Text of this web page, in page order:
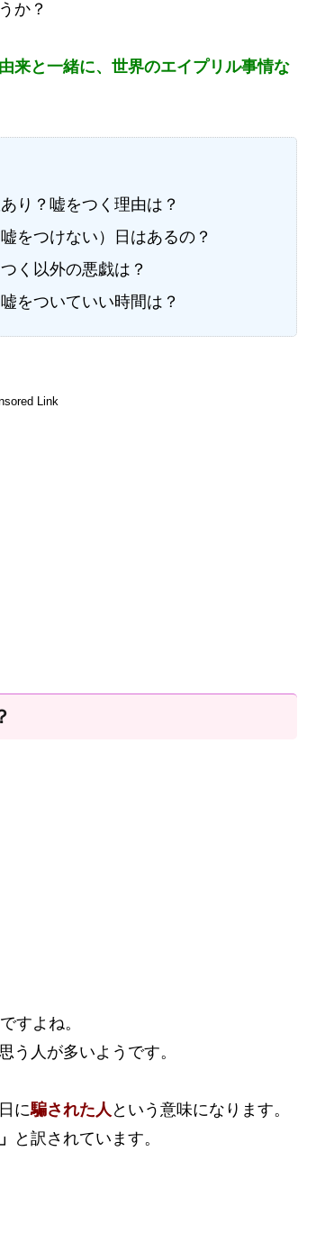
か？
来と一緒に、世界のエイプリル事情な
り？嘘をつく理由は？
をつけない）日はあるの？
く以外の悪戯は？
をついていい時間は？
Link
ですよね。
う人が多いようです。
に騙された人 という意味になります。
と訳されています。